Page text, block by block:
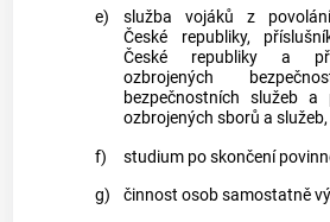
e)
služba vojáků z
České republiky,
České republiky a
ozbrojených
bezpečnostních služeb a
ozbrojených sborů a služeb,
f)
studium po skončení
g)
činnost osob samostatně